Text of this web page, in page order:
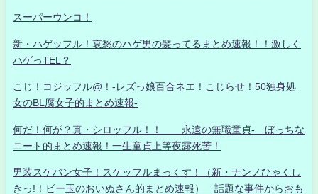
スーパーウンコ！
新・ハゲッフル！哀愁のハゲ男の髪ってるまとめ速報！！激しく
ハゲっTEL？
こじ！コジッフル@！-レズっ娘百合ネエ！こじらせ！50独身処
女のBL腐女子的まとめ速報-
何だ！何が？真・シロッフル！！ 永遠の無職童貞- ぼっちな
ニート的まとめ速報！一生童貞上等夜露死苦！
男装スケバン女子！スケッフルまっくす！（新・ナンノひゃくし
きっ!！ビー玉のおいぬさん的まとめ速報） 話題な事件からおも